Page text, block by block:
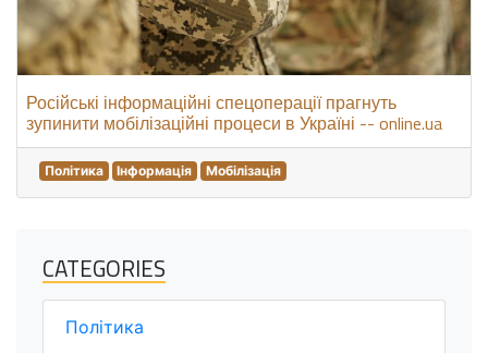
Російські інформаційні спецоперації прагнуть
зупинити мобілізаційні процеси в Україні -- online.ua
Політика Інформація Мобілізація
CATEGORIES
Політика